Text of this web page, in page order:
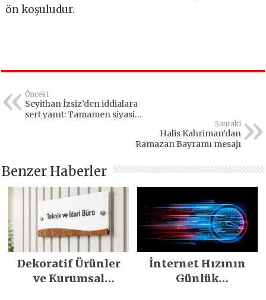
ön koşuludur.
Önceki
Seyithan İzsiz’den iddialara
sert yanıt: Tamamen siyasi
Sonraki
Halis Kahriman’dan
Ramazan Bayramı mesajı
Benzer Haberler
Dekoratif Ürünler
ve Kurumsal
İnternet Hızının
Günlük